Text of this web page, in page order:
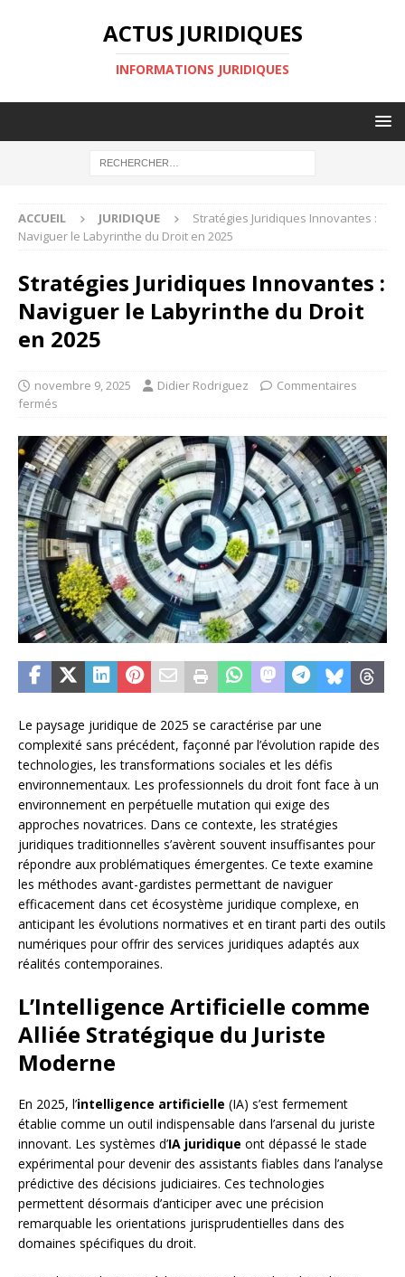
ACTUS JURIDIQUES
INFORMATIONS JURIDIQUES
ACCUEIL JURIDIQUE
Stratégies Juridiques Innovantes :
Naviguer le Labyrinthe du Droit en 2025
Stratégies Juridiques Innovantes :
Naviguer le Labyrinthe du Droit
en 2025
novembre 9, 2025 Didier Rodriguez
Commentaires
fermés
Le paysage juridique de 2025 se caractérise par une
complexité sans précédent, façonné par l’évolution rapide des
technologies, les transformations sociales et les défis
environnementaux. Les professionnels du droit font face à un
environnement en perpétuelle mutation qui exige des
approches novatrices. Dans ce contexte, les stratégies
juridiques traditionnelles s’avèrent souvent insuffisantes pour
répondre aux problématiques émergentes. Ce texte examine
les méthodes avant-gardistes permettant de naviguer
efficacement dans cet écosystème juridique complexe, en
anticipant les évolutions normatives et en tirant parti des outils
numériques pour offrir des services juridiques adaptés aux
réalités contemporaines.
L’Intelligence Artificielle comme
Alliée Stratégique du Juriste
Moderne
En 2025, l’intelligence artificielle (IA) s’est fermement
établie comme un outil indispensable dans l’arsenal du juriste
innovant. Les systèmes d’IA juridique ont dépassé le stade
expérimental pour devenir des assistants fiables dans l’analyse
prédictive des décisions judiciaires. Ces technologies
permettent désormais d’anticiper avec une précision
remarquable les orientations jurisprudentielles dans des
domaines spécifiques du droit.